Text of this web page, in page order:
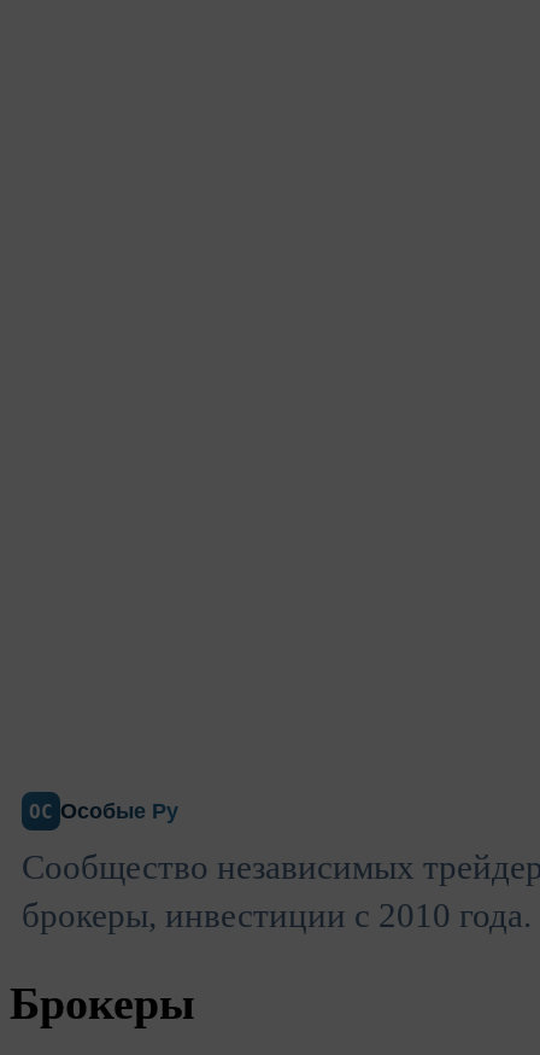
ОС Особые Ру
Сообщество независимых
брокеры, инвестиции с 2010 года.
Брокеры